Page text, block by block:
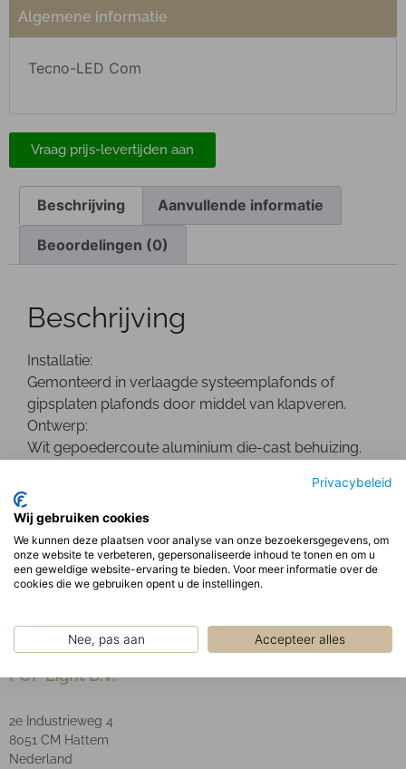
Privacybeleid
Wij gebruiken cookies
We kunnen deze plaatsen voor analyse van onze bezoekersgegevens, om
onze website te verbeteren, gepersonaliseerde inhoud te tonen en om u
een geweldige website-ervaring te bieden. Voor meer informatie over de
cookies die we gebruiken opent u de instellingen.
Nee, pas aan Accepteer alles
Algemene informatie
Tecno-LED Com
Vraag prijs-levertijden aan
Beschrijving Aanvullende informatie
Beoordelingen (0)
Beschrijving
Installatie:
Gemonteerd in verlaagde systeemplafonds of
gipsplaten plafonds door middel van klapveren.
Ontwerp:
Wit gepoedercoute aluminium die-cast behuizing.
Optisch:
Geanodiseerde aluminium facet reflector inclusief
heldere glazen afscherming.
POP Light B.V.
2e Industrieweg 4
8051 CM Hattem
Nederland